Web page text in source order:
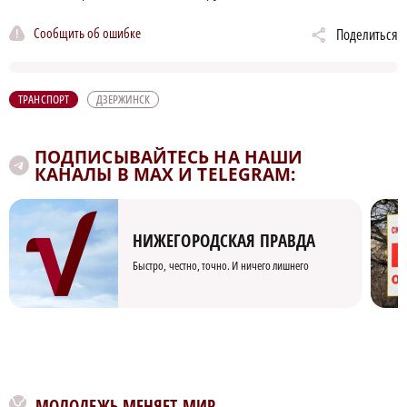
Сообщить об ошибке Поделиться
ТРАНСПОРТ ДЗЕРЖИНСК
ПОДПИСЫВАЙТЕСЬ НА НАШИ
КАНАЛЫ В MAX И TELEGRAM:
НИЖЕГОРОДСКАЯ ПРАВДА
Быстро, честно, точно. И ничего лишнего